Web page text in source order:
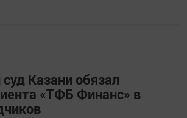
Казани обязал
«ТФБ Финанс» в